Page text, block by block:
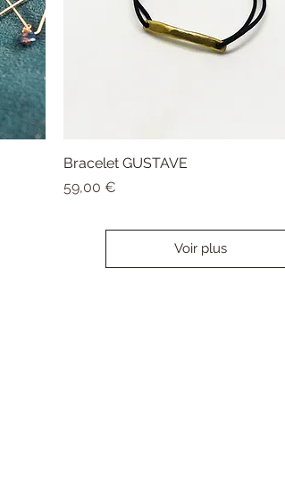
Aperçu rapide
Bracelet GUSTAVE
Prix
59,00 €
Voir plus